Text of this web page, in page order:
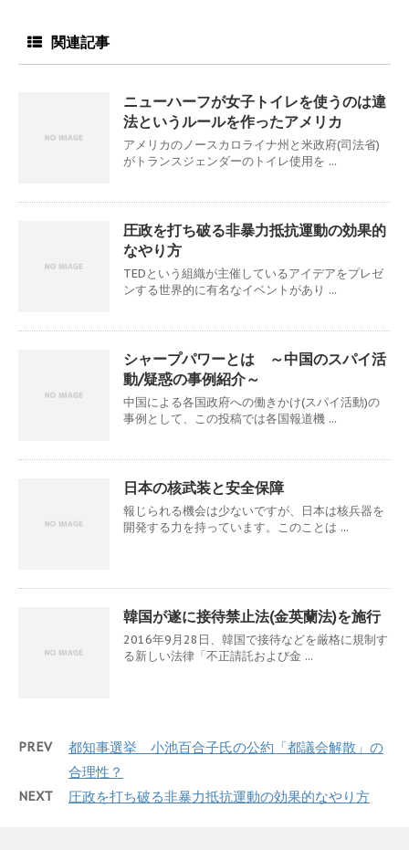
関連記事
ニューハーフが女子トイレを使うのは違
法というルールを作ったアメリカ
アメリカのノースカロライナ州と米政府(司法省)
がトランスジェンダーのトイレ使用を ...
圧政を打ち破る非暴力抵抗運動の効果的
なやり方
TEDという組織が主催しているアイデアをプレゼ
ンする世界的に有名なイベントがあり ...
シャープパワーとは ～中国のスパイ活
動/疑惑の事例紹介～
中国による各国政府への働きかけ(スパイ活動)の
事例として、この投稿では各国報道機 ...
日本の核武装と安全保障
報じられる機会は少ないですが、日本は核兵器を
開発する力を持っています。このことは ...
韓国が遂に接待禁止法(金英蘭法)を施行
2016年9月28日、韓国で接待などを厳格に規制す
る新しい法律「不正請託および金 ...
PREV
都知事選挙 小池百合子氏の公約「都議会解散」の
合理性？
NEXT 圧政を打ち破る非暴力抵抗運動の効果的なやり方